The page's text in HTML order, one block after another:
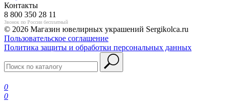
Контакты
8 800 350 28 11
Звонок по России бесплатный
© 2026 Магазин ювелирных украшений Sergikolca.ru
Пользовательское соглашение
Политика защиты и обработки персональных данных
0
0